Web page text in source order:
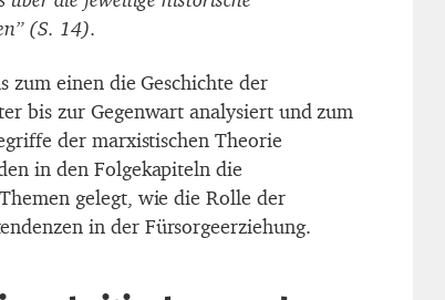
(S. 14).
zum einen die Geschichte der
bis zur Gegenwart analysiert und zum
der marxistischen Theorie
in den Folgekapiteln die
gelegt, wie die Rolle der
in der Fürsorgeerziehung.